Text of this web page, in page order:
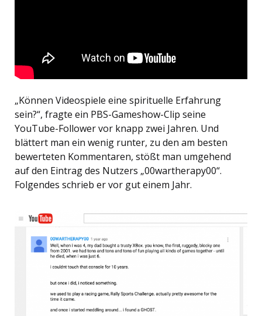
„Können Videospiele eine spirituelle Erfahrung
sein?“, fragte ein PBS-Gameshow-Clip seine
YouTube-Follower vor knapp zwei Jahren. Und
blättert man ein wenig runter, zu den am besten
bewerteten Kommentaren, stößt man umgehend
auf den Eintrag des Nutzers „00wartherapy00“.
Folgendes schrieb er vor gut einem Jahr.